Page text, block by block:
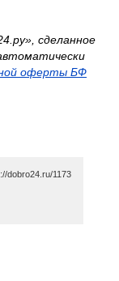
сделанное
оферты БФ
dobro24.ru/1173